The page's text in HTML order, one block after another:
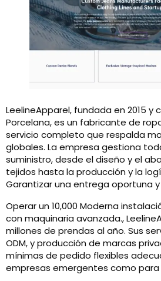
LeelineApparel, fundada en 2015 y
Porcelana, es un fabricante de
servicio completo que respalda
globales. La empresa gestiona
suministro, desde el diseño y el
tejidos hasta la producción y la
Garantizar una entrega oportuna
Operar un 10,000 Moderna
con maquinaria avanzada.,
millones de prendas al año. Sus
ODM, y producción de marcas
mínimas de pedido flexibles
empresas emergentes como